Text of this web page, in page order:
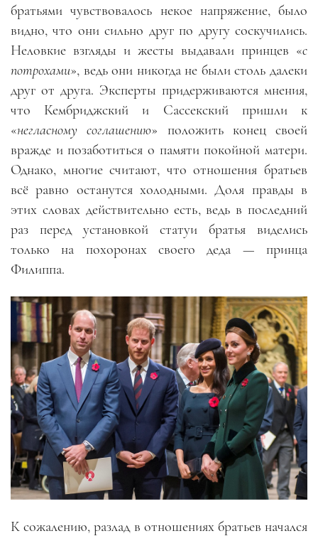
братьями чувствовалось некое напряжение, было
видно, что они сильно друг по другу соскучились.
Неловкие взгляды и жесты выдавали принцев «с
потрохами», ведь они никогда не были столь далеки
друг от друга. Эксперты придерживаются мнения,
что Кембриджский и Сассекский пришли к
«негласному соглашению» положить конец своей
вражде и позаботиться о памяти покойной матери.
Однако, многие считают, что отношения братьев
всё равно останутся холодными. Доля правды в
этих словах действительно есть, ведь в последний
раз перед установкой статуи братья виделись
только на похоронах своего деда — принца
Филиппа.
К сожалению, разлад в отношениях братьев начался